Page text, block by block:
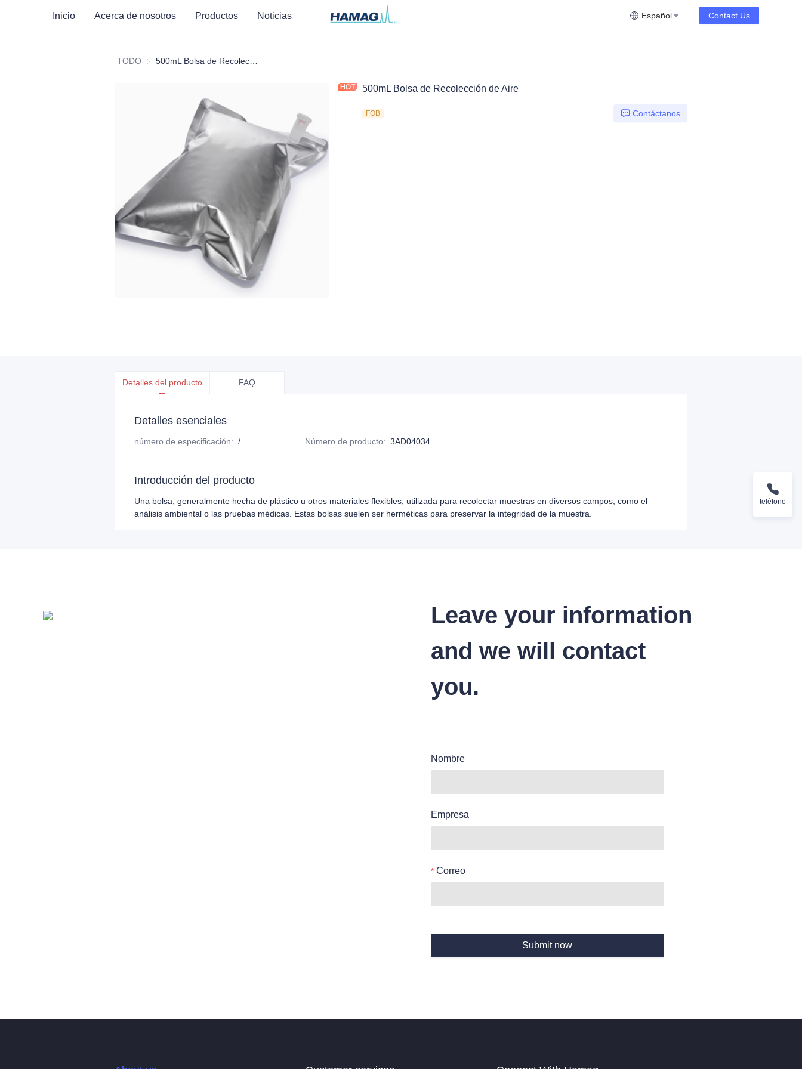
Inicio Acerca de nosotros Productos Noticias Español Contact Us
TODO
500mL Bolsa de Recolección de Aire
FOB Contáctanos
Detalles del producto FAQ
Detalles esenciales
número de especificación: / Número de producto: 3AD04034
Introducción del producto
Una bolsa, generalmente hecha de plástico u otros materiales flexibles, utilizada para recolectar muestras en diversos campos, como el
análisis ambiental o las pruebas médicas. Estas bolsas suelen ser herméticas para preservar la integridad de la muestra.
Leave your information
and we will contact
you.
Nombre
Empresa
Correo
Submit now
teléfono